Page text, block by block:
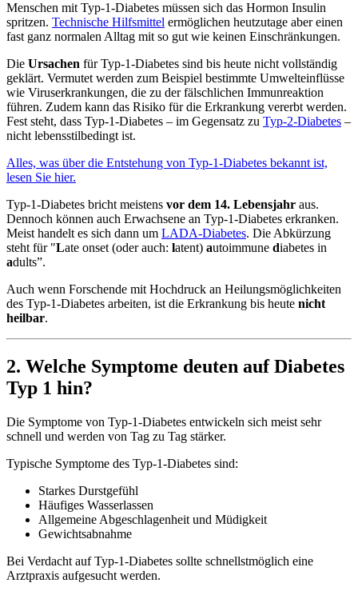
Menschen mit Typ-1-Diabetes müssen sich das Hormon Insulin
spritzen. Technische Hilfsmittel ermöglichen heutzutage aber einen
fast ganz normalen Alltag mit so gut wie keinen Einschränkungen.
Die Ursachen für Typ-1-Diabetes sind bis heute nicht vollständig
geklärt. Vermutet werden zum Beispiel bestimmte Umwelteinflüsse
wie Viruserkrankungen, die zu der fälschlichen Immunreaktion
führen. Zudem kann das Risiko für die Erkrankung vererbt werden.
Fest steht, dass Typ-1-Diabetes – im Gegensatz zu Typ-2-Diabetes –
nicht lebensstilbedingt ist.
Alles, was über die Entstehung von Typ-1-Diabetes bekannt ist,
lesen Sie hier.
Typ-1-Diabetes bricht meistens vor dem 14. Lebensjahr aus.
Dennoch können auch Erwachsene an Typ-1-Diabetes erkranken.
Meist handelt es sich dann um LADA-Diabetes. Die Abkürzung
steht für "Late onset (oder auch: latent) autoimmune diabetes in
adults”.
Auch wenn Forschende mit Hochdruck an Heilungsmöglichkeiten
des Typ-1-Diabetes arbeiten, ist die Erkrankung bis heute nicht
heilbar.
2. Welche Symptome deuten auf Diabetes
Typ 1 hin?
Die Symptome von Typ-1-Diabetes entwickeln sich meist sehr
schnell und werden von Tag zu Tag stärker.
Typische Symptome des Typ-1-Diabetes sind:
Starkes Durstgefühl
Häufiges Wasserlassen
Allgemeine Abgeschlagenheit und Müdigkeit
Gewichtsabnahme
Bei Verdacht auf Typ-1-Diabetes sollte schnellstmöglich eine
Arztpraxis aufgesucht werden.